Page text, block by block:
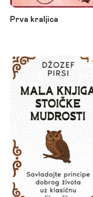
Prva kraljica